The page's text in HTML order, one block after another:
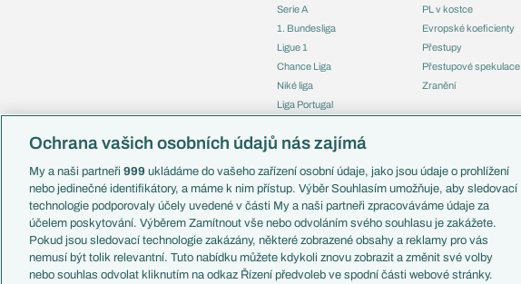
Serie A
1. Bundesliga
Ligue 1
Chance Liga
Niké liga
Liga Portugal
Liga mistrů
Mistrovství světa
Liga národů
PL v kostce
Evropské koeficienty
Přestupy
Přestupové spekulace
Zranění
Ochrana vašich osobních údajů nás zajímá
My a naši partneři 999 ukládáme do vašeho zařízení osobní údaje, jako jsou údaje o prohlížení
nebo jedinečné identifikátory, a máme k nim přístup. Výběr Souhlasím umožňuje, aby sledovací
technologie podporovaly účely uvedené v části My a naši partneři zpracováváme údaje za
účelem poskytování. Výběrem Zamítnout vše nebo odvoláním svého souhlasu je zakážete.
Pokud jsou sledovací technologie zakázány, některé zobrazené obsahy a reklamy pro vás
nemusí být tolik relevantní. Tuto nabídku můžete kdykoli znovu zobrazit a změnit své volby
nebo souhlas odvolat kliknutím na odkaz Řízení předvoleb ve spodní části webové stránky.